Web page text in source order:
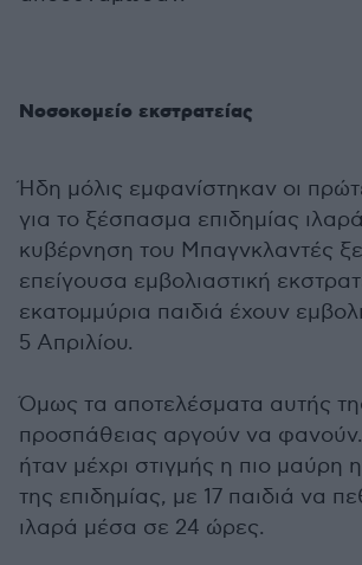
Νοσοκομείο εκστρατείας
Ήδη μόλις εμφανίστηκαν οι
για το ξέσπασμα επιδημίας
κυβέρνηση του Μπαγνκλαντές
επείγουσα εμβολιαστική
εκατομμύρια παιδιά έχουν
5 Απριλίου.
Όμως τα αποτελέσματα αυτής
προσπάθειας αργούν να
ήταν μέχρι στιγμής η πιο μαύρη
της επιδημίας, με 17 παιδιά να
ιλαρά μέσα σε 24 ώρες.